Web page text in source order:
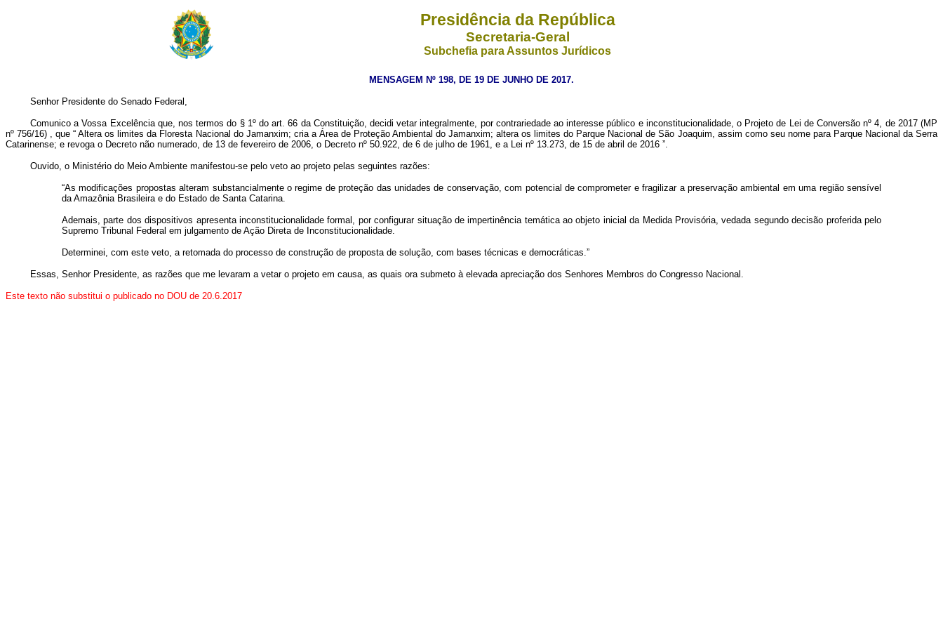
Presidência da República
Secretaria-Geral
Subchefia para Assuntos Jurídicos
MENSAGEM Nº 198, DE 19 DE JUNHO DE 2017.
Senhor Presidente do Senado Federal,
Comunico a Vossa Excelência que, nos termos do § 1º do art. 66 da Constituição, decidi vetar integralmente, por contrariedade ao interesse público e inconstitucionalidade, o Projeto de Lei de Conversão nº4, de 2017 (MP
nº 756/16) , que “Altera os limites da Floresta Nacional do Jamanxim; cria a Área de Proteção Ambiental do Jamanxim; altera os limites do Parque Nacional de São Joaquim, assim como seu nome para Parque Nacional da Serra
Catarinense; e revoga o Decreto não numerado, de 13 de fevereiro de 2006, o Decreto nº 50.922, de 6 de julho de 1961, e a Lei nº 13.273, de 15 de abril de 2016 ”.
Ouvido, o Ministério do Meio Ambiente manifestou-se pelo veto ao projeto pelas seguintes razões:
“As modificações propostas alteram substancialmente o regime de proteção das unidades de conservação, com potencial de comprometer e fragilizar a preservação ambiental em uma região sensível
da Amazônia Brasileira e do Estado de Santa Catarina.
Ademais, parte dos dispositivos apresenta inconstitucionalidade formal, por configurar situação de impertinência temática ao objeto inicial da Medida Provisória, vedada segundo decisão proferida pelo
Supremo Tribunal Federal em julgamento de Ação Direta de Inconstitucionalidade.
Determinei, com este veto, a retomada do processo de construção de proposta de solução, com bases técnicas e democráticas.”
Essas, Senhor Presidente, as razões que me levaram a vetar o projeto em causa, as quais ora submeto à elevada apreciação dos Senhores Membros do Congresso Nacional.
Este texto não substitui o publicado no DOU de 20.6.2017